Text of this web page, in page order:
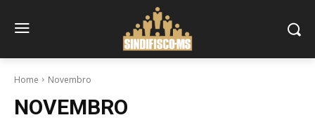
Home Novembro
NOVEMBRO